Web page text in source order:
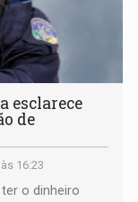
esclarece
de
16:23
o dinheiro